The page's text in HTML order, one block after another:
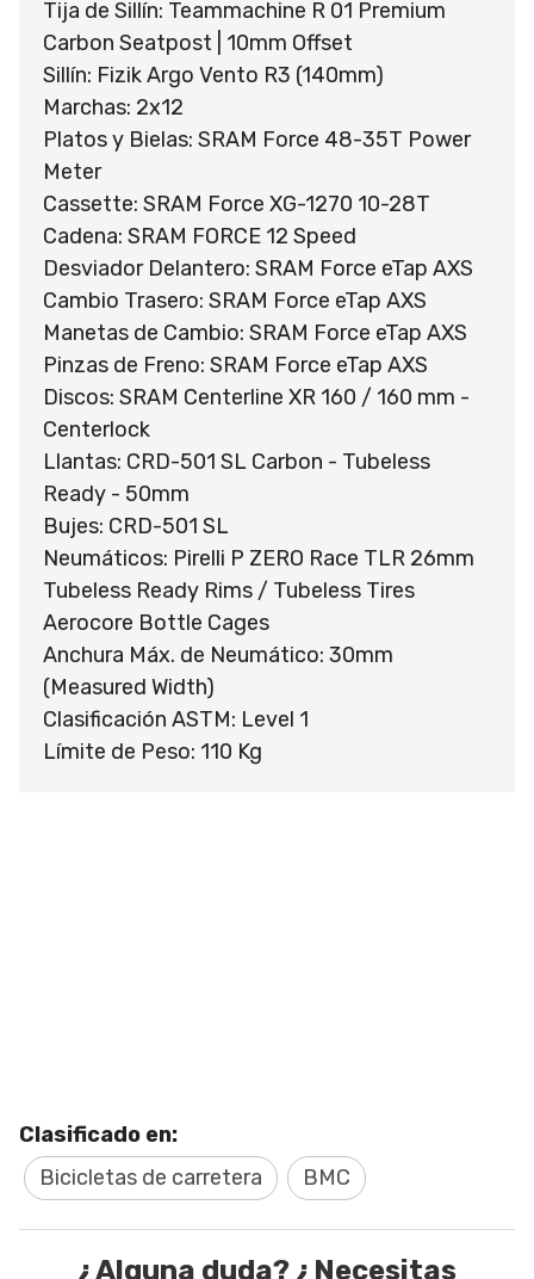
Tija de Sillín: Teammachine R 01 Premium
Carbon Seatpost | 10mm Offset
Sillín: Fizik Argo Vento R3 (140mm)
Marchas: 2x12
Platos y Bielas: SRAM Force 48-35T Power
Meter
Cassette: SRAM Force XG-1270 10-28T
Cadena: SRAM FORCE 12 Speed
Desviador Delantero: SRAM Force eTap AXS
Cambio Trasero: SRAM Force eTap AXS
Manetas de Cambio: SRAM Force eTap AXS
Pinzas de Freno: SRAM Force eTap AXS
Discos: SRAM Centerline XR 160 / 160 mm -
Centerlock
Llantas: CRD-501 SL Carbon - Tubeless
Ready - 50mm
Bujes: CRD-501 SL
Neumáticos: Pirelli P ZERO Race TLR 26mm
Tubeless Ready Rims / Tubeless Tires
Aerocore Bottle Cages
Anchura Máx. de Neumático: 30mm
(Measured Width)
Clasificación ASTM: Level 1
Límite de Peso: 110 Kg
Clasificado en:
Bicicletas de carretera
BMC
¿Alguna duda? ¿Necesitas